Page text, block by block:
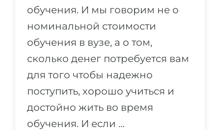
обучения. И мы говорим не о
номинальной стоимости
обучения в вузе, а о том,
сколько денег потребуется вам
для того чтобы надежно
поступить, хорошо учиться и
достойно жить во время
обучения. И если …